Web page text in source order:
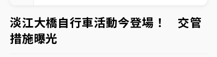
台東農業處長涉圖利渡假村！東檢抗告成功 今重開羈
押庭
父親節泡湯了！中颱白海豚雨彈轟3天 「紅到發紫」降
▲
淡江大橋自行車活動今登場！ 交管
措施曝光